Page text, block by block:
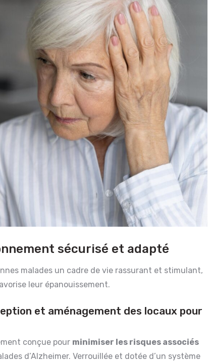
sécurisé et adapté
malades un cadre de vie rassurant et stimulant,
leur épanouissement.
et aménagement des locaux pour
conçue pour minimiser les risques associés
d’Alzheimer. Verrouillée et dotée d’un système